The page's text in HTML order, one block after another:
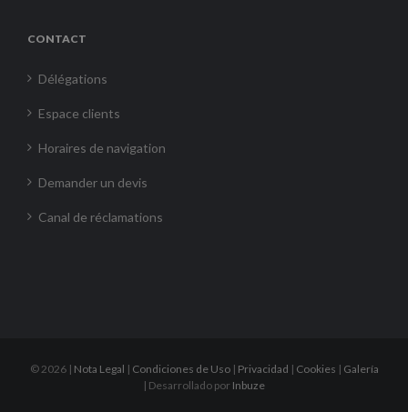
CONTACT
Délégations
Espace clients
Horaires de navigation
Demander un devis
Canal de réclamations
©2026 | Nota Legal | Condiciones de Uso| Privacidad | Cookies | Galería
| Desarrollado por Inbuze